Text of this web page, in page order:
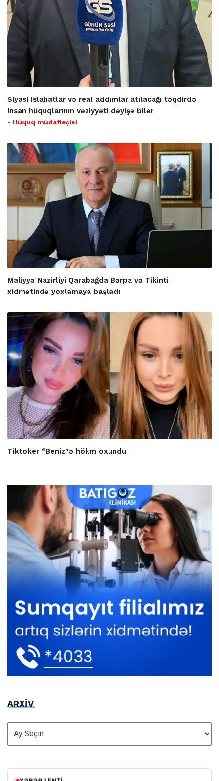
Siyasi islahatlar və real addımlar atılacağı təqdirdə
insan hüquqlarının vəziyyəti dəyişə bilər
- Hüquq müdafiəçisi
Maliyyə Nazirliyi Qarabağda Bərpa və Tikinti
xidmətində yoxlamaya başladı
Tiktoker “Beniz”ə hökm oxundu
ARXİV
ARXİV